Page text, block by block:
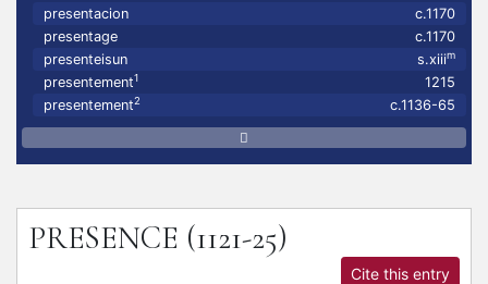
presentacion
c.1170
presentage
c.1170
presenteisun
s.xiiim
presentement1
1215
presentement2 c.1136-65
PRESENCE (1121-25)
Cite this entry